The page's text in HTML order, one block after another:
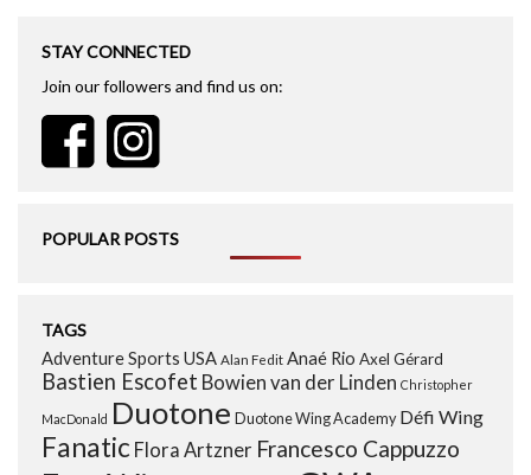
STAY CONNECTED
Join our followers and find us on:
POPULAR POSTS
TAGS
Adventure Sports USA Alan Fedit Anaé Rio Axel Gérard
Bastien Escofet Bowien van der Linden Christopher
MacDonald Duotone Duotone Wing Academy Défi Wing
Fanatic Flora Artzner Francesco Cappuzzo